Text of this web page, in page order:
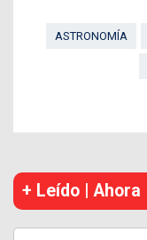
ASTRONOMÍA
+ Leído | Ahora